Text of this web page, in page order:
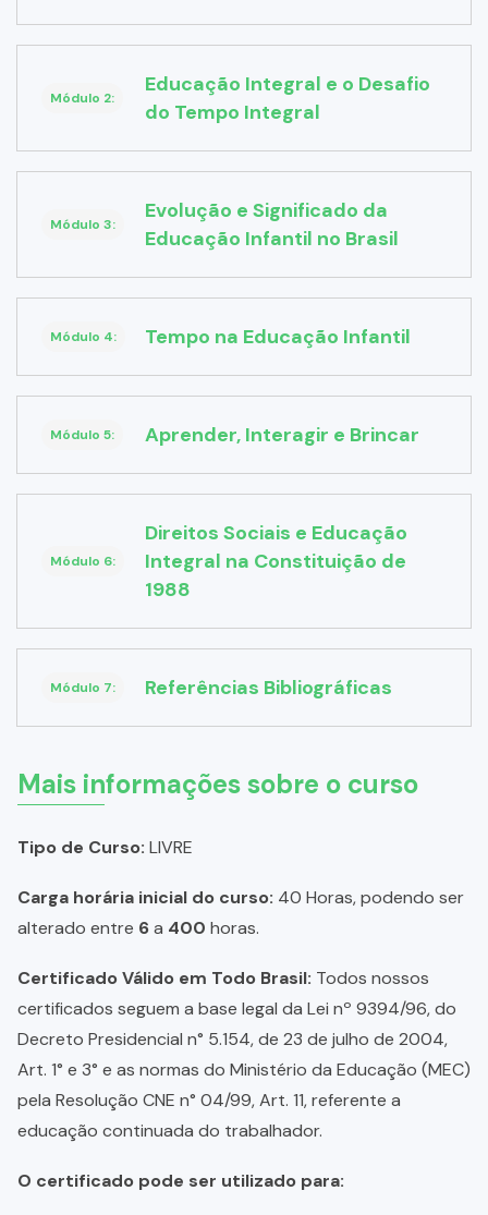
Módulo 2:
Educação Integral e o Desafio
do Tempo Integral
Módulo 3:
Evolução e Significado da
Educação Infantil no Brasil
Módulo 4: Tempo na Educação Infantil
Módulo 5: Aprender, Interagir e Brincar
Módulo 6:
Direitos Sociais e Educação
Integral na Constituição de
1988
Módulo 7: Referências Bibliográficas
Mais informações sobre o curso
Tipo de Curso: LIVRE
Carga horária inicial do curso: 40 Horas, podendo ser
alterado entre 6a 400 horas.
Certificado Válido em Todo Brasil: Todos nossos
certificados seguem a base legal da Lei nº 9394/96, do
Decreto Presidencial n° 5.154, de 23 de julho de 2004,
Art. 1° e 3° e as normas do Ministério da Educação (MEC)
pela Resolução CNE n° 04/99, Art. 11, referente a
educação continuada do trabalhador.
O certificado pode ser utilizado para: